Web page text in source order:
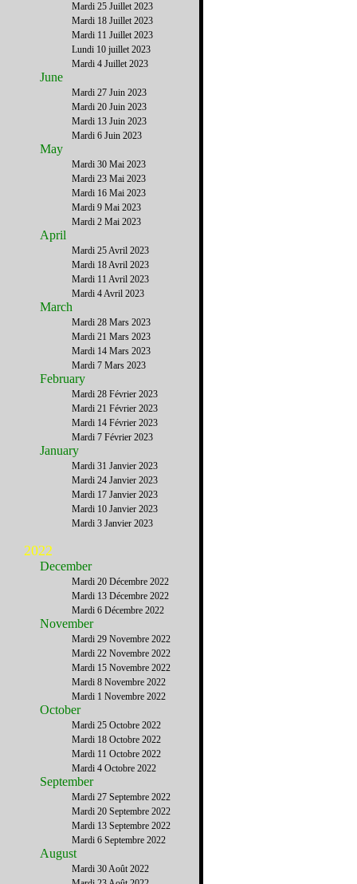
Mardi 25 Juillet 2023
Mardi 18 Juillet 2023
Mardi 11 Juillet 2023
Lundi 10 juillet 2023
Mardi 4 Juillet 2023
June
Mardi 27 Juin 2023
Mardi 20 Juin 2023
Mardi 13 Juin 2023
Mardi 6 Juin 2023
May
Mardi 30 Mai 2023
Mardi 23 Mai 2023
Mardi 16 Mai 2023
Mardi 9 Mai 2023
Mardi 2 Mai 2023
April
Mardi 25 Avril 2023
Mardi 18 Avril 2023
Mardi 11 Avril 2023
Mardi 4 Avril 2023
March
Mardi 28 Mars 2023
Mardi 21 Mars 2023
Mardi 14 Mars 2023
Mardi 7 Mars 2023
February
Mardi 28 Février 2023
Mardi 21 Février 2023
Mardi 14 Février 2023
Mardi 7 Février 2023
January
Mardi 31 Janvier 2023
Mardi 24 Janvier 2023
Mardi 17 Janvier 2023
Mardi 10 Janvier 2023
Mardi 3 Janvier 2023
2022
December
Mardi 20 Décembre 2022
Mardi 13 Décembre 2022
Mardi 6 Décembre 2022
November
Mardi 29 Novembre 2022
Mardi 22 Novembre 2022
Mardi 15 Novembre 2022
Mardi 8 Novembre 2022
Mardi 1 Novembre 2022
October
Mardi 25 Octobre 2022
Mardi 18 Octobre 2022
Mardi 11 Octobre 2022
Mardi 4 Octobre 2022
September
Mardi 27 Septembre 2022
Mardi 20 Septembre 2022
Mardi 13 Septembre 2022
Mardi 6 Septembre 2022
August
Mardi 30 Août 2022